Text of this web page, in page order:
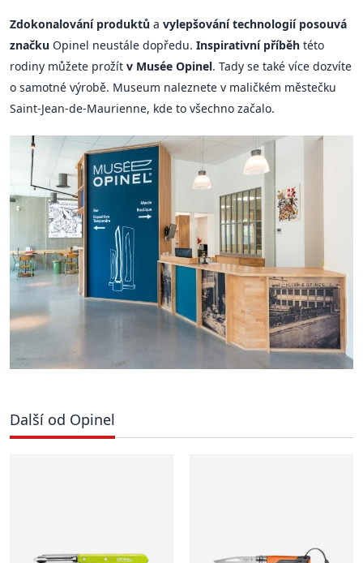
Zdokonalování produktů a vylepšování technologií posouvá
značku Opinel neustále dopředu. Inspirativní příběh této
rodiny můžete prožít v Musée Opinel. Tady se také více dozvíte
o samotné výrobě. Museum naleznete v maličkém městečku
Saint-Jean-de-Maurienne, kde to všechno začalo.
Další od Opinel